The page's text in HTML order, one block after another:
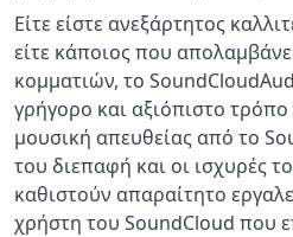
Είτε είστε ανεξάρτητος
είτε κάποιος που
κομματιών, το
γρήγορο και αξιόπιστο τρόπο
μουσική απευθείας από το
του διεπαφή και οι ισχυρές
καθιστούν απαραίτητο
χρήστη του SoundCloud που